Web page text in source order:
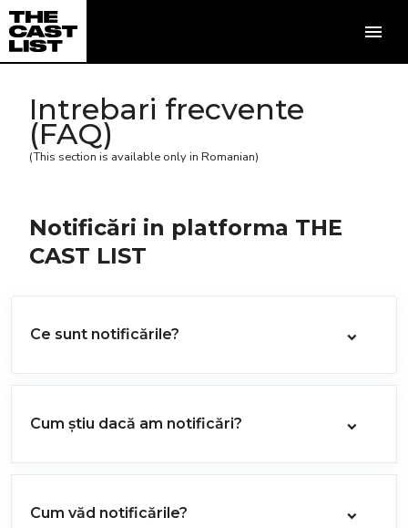
Intrebari frecvente
(FAQ)
(This section is available only in Romanian)
Notificări in platforma THE
CAST LIST
Ce sunt notificările?
Cum știu dacă am notificări?
Cum văd notificările?